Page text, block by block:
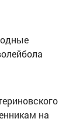
на